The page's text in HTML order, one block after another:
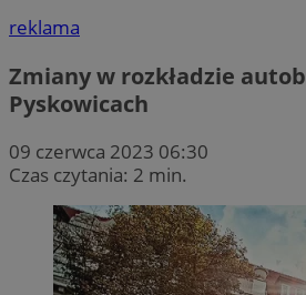
reklama
Zmiany w rozkładzie
Pyskowicach
09 czerwca 2023 06:30
Czas czytania: 2 min.